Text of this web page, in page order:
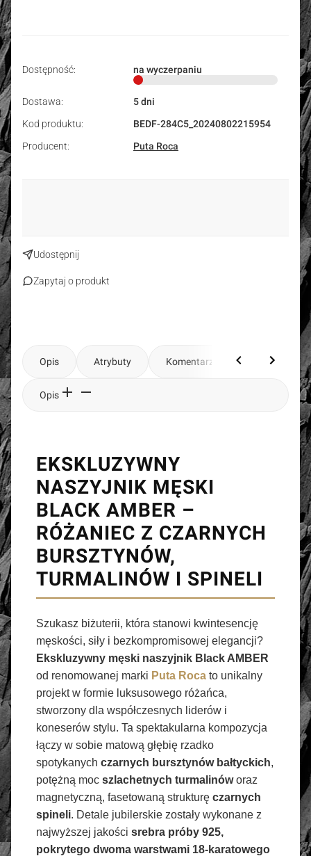
Dostępność: na wyczerpaniu
Dostawa:
5 dni
Kod produktu:
BEDF-284C5_20240802215954
Producent:
Puta Roca
Udostępnij
Zapytaj o produkt
Opis Atrybuty Komentarze
Opis
EKSKLUZYWNY
NASZYJNIK MĘSKI
BLACK AMBER –
RÓŻANIEC Z CZARNYCH
BURSZTYNÓW,
TURMALINÓW I SPINELI
Szukasz biżuterii, która stanowi kwintesencję
męskości, siły i bezkompromisowej elegancji?
Ekskluzywny męski naszyjnik Black AMBER
od renomowanej marki Puta Roca to unikalny
projekt w formie luksusowego różańca,
stworzony dla współczesnych liderów i
koneserów stylu. Ta spektakularna kompozycja
łączy w sobie matową głębię rzadko
spotykanych czarnych bursztynów bałtyckich,
potężną moc szlachetnych turmalinóworaz
magnetyczną, fasetowaną strukturę czarnych
spineli. Detale jubilerskie zostały wykonane z
najwyższej jakości srebra próby 925,
pokrytego dwoma warstwami 18-karatowego